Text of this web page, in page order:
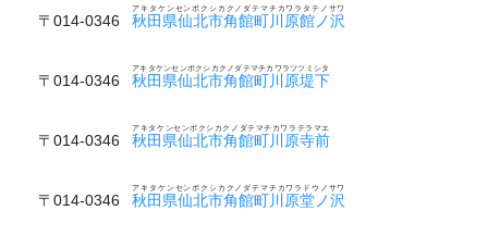
〒014-0346 秋田県仙北市角館町川原館ノ沢
アキタケンセンボクシカクノダテマチカワラタテノサワ
〒014-0346 秋田県仙北市角館町川原堤下
アキタケンセンボクシカクノダテマチカワラツツミシタ
〒014-0346 秋田県仙北市角館町川原寺前
アキタケンセンボクシカクノダテマチカワラテラマエ
〒014-0346 秋田県仙北市角館町川原堂ノ沢
アキタケンセンボクシカクノダテマチカワラドウノサワ